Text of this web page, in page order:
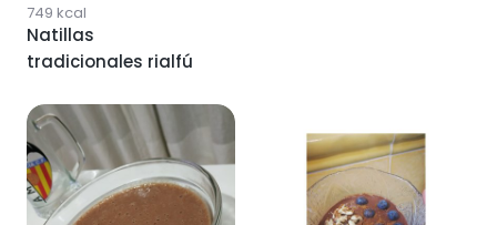
749 kcal
Natillas
tradicionales rialfú